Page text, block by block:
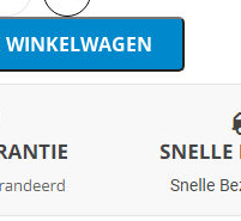
WINKELWAGEN